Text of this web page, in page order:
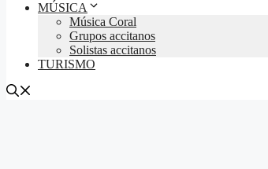
MÚSICA
Música Coral
Grupos accitanos
Solistas accitanos
TURISMO